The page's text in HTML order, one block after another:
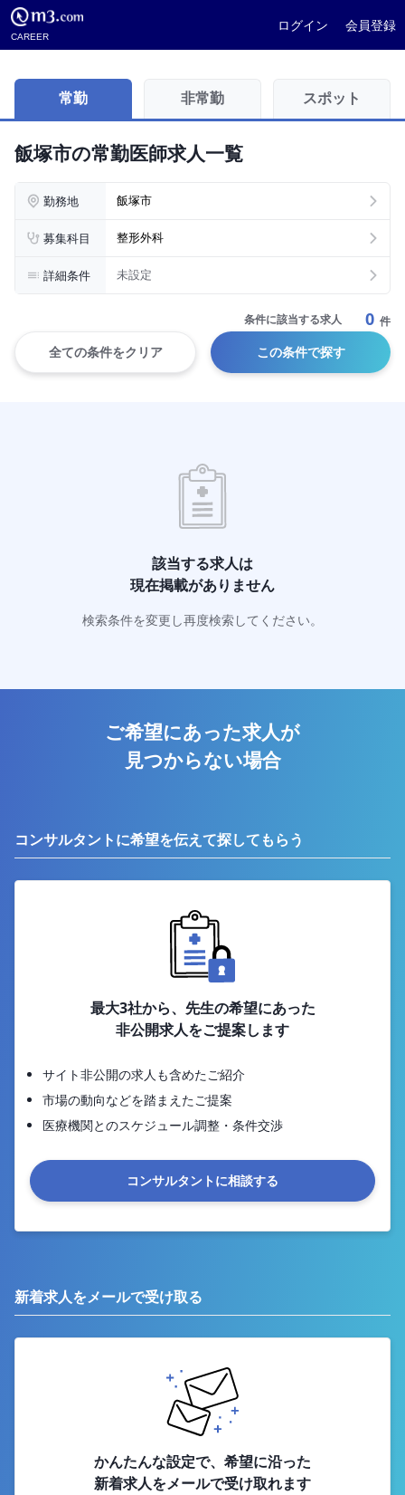
CAREER
ログイン 会員登録
常勤 非常勤 スポット
飯塚市の常勤医師求人一覧
勤務地 飯塚市
募集科目 整形外科
詳細条件 未設定
条件に該当する求人 0 件
全ての条件をクリア この条件で探す
該当する求人は
現在掲載がありません
検索条件を変更し再度検索してください。
ご希望にあった求人が
見つからない場合
コンサルタントに希望を伝えて探してもらう
最大3社から、先生の希望にあった
非公開求人をご提案します
サイト非公開の求人も含めたご紹介
市場の動向などを踏まえたご提案
医療機関とのスケジュール調整・条件交渉
コンサルタントに相談する
新着求人をメールで受け取る
かんたんな設定で、希望に沿った
新着求人をメールで受け取れます